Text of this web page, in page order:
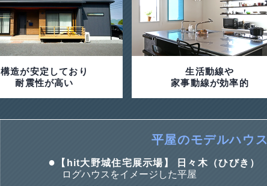
構造が安定しており
耐震性が高い
生活動線や
家事動線が効率的
平屋のモデルハウス
【hit大野城住宅展示場】 日々木（ひびき）
ログハウスをイメージした平屋